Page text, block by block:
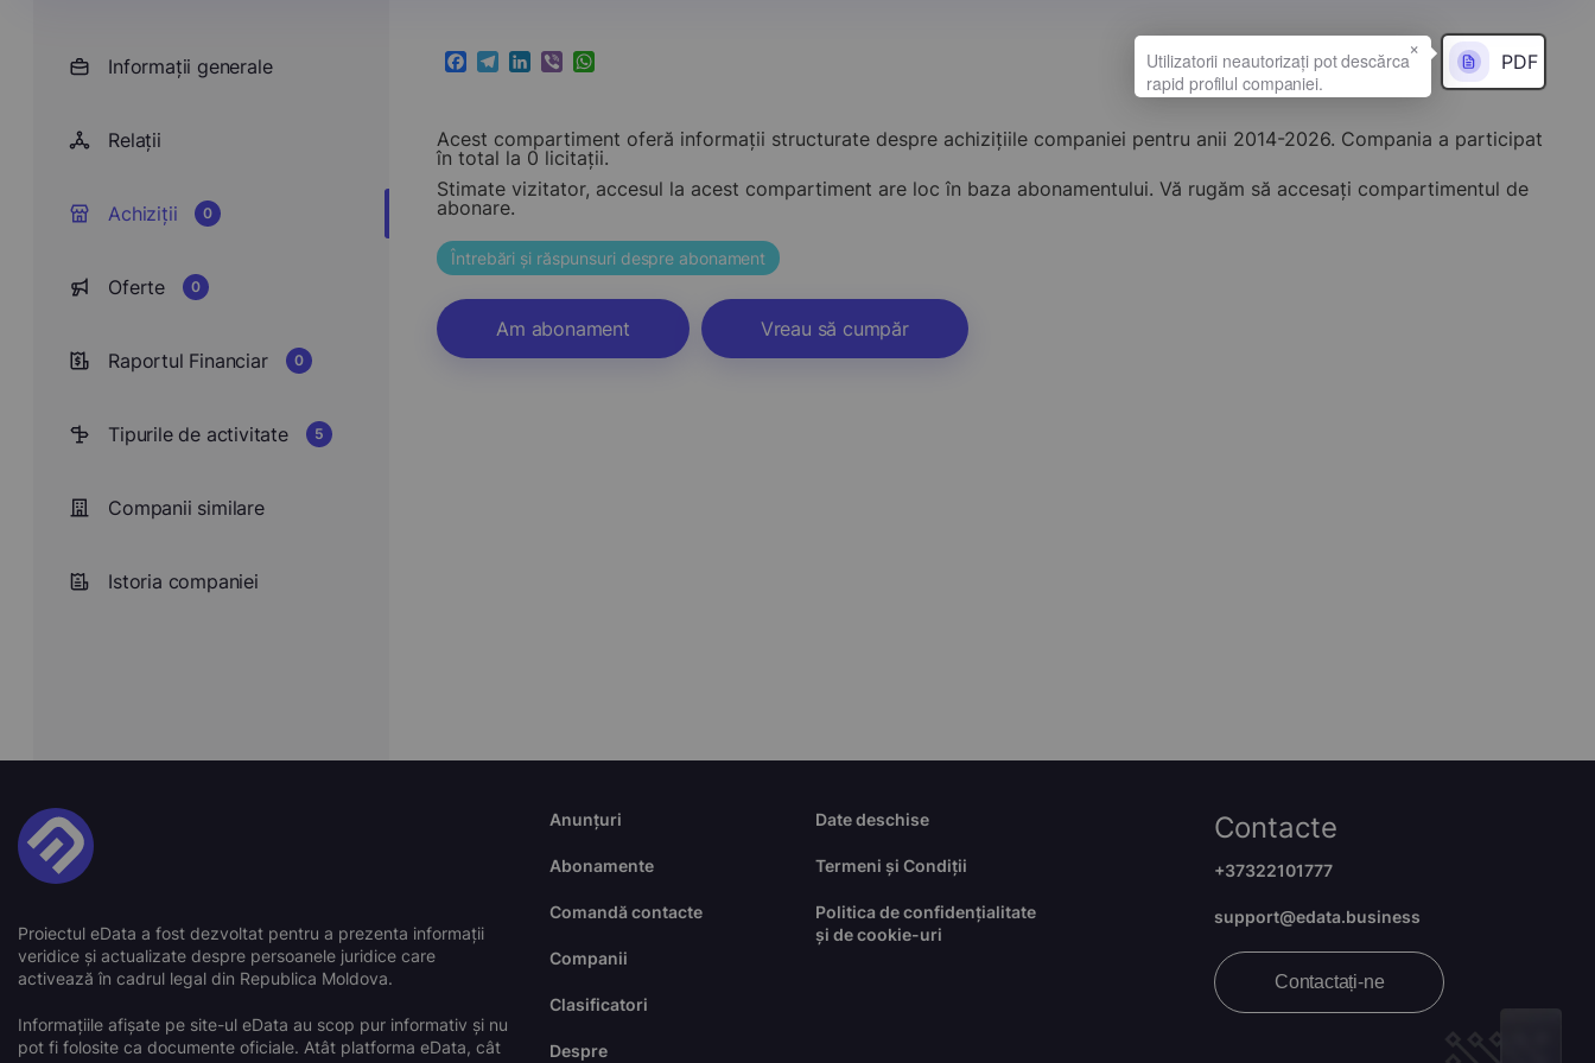
Informații generale
Relații
Achiziții 0
Oferte 0
Raportul Financiar 0
Tipurile de activitate 5
Companii similare
Istoria companiei
Facebook
Telegram
LinkedIn
ViberWhatsApp PDF
Acest compartiment oferă informații structurate despre achizițiile companiei pentru anii 2014-2026. Compania a participat
în total la 0 licitații.
Stimate vizitator, accesul la acest compartiment are loc în baza abonamentului. Vă rugăm să accesați compartimentul de
abonare.
Întrebări și răspunsuri despre abonament
Am abonament Vreau să cumpăr
Proiectul eData a fost dezvoltat pentru a prezenta informații
veridice și actualizate despre persoanele juridice care
activează în cadrul legal din Republica Moldova.
Informațiile afișate pe site-ul eData au scop pur informativ și nu
pot fi folosite ca documente oficiale. Atât platforma eData, cât
Anunțuri
Abonamente
Comandă contacte
Companii
Clasificatori
Despre
Date deschise
Termeni și Condiții
Politica de confidențialitate
și de cookie-uri
Contacte
+37322101777
support@edata.business
Contactați-ne
×